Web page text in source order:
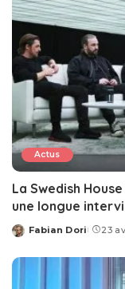
Actus
La Swedish
une longue
Posted
Fabian Dori 23